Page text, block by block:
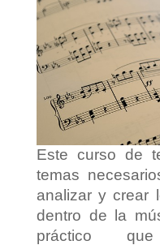
Este curso de
temas
analizar y crear
dentro de la
práctico